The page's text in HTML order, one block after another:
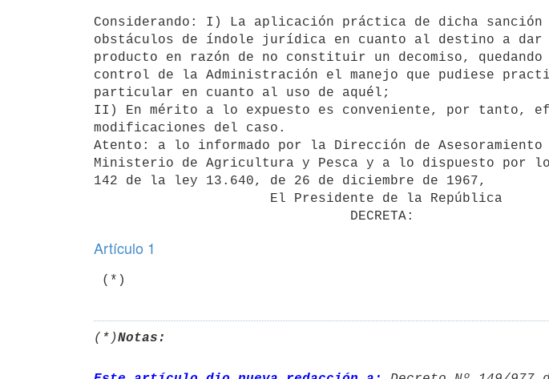
Considerando: I) La aplicación práctica de dicha sanción
obstáculos de índole jurídica en cuanto al destino a
producto en razón de no constituir un decomiso,
control de la Administración el manejo que pudiese
particular en cuanto al uso de aquél;
II) En mérito a lo expuesto es conveniente, por tanto,
modificaciones del caso.
Atento: a lo informado por la Dirección de Asesoramiento
Ministerio de Agricultura y Pesca y a lo dispuesto por
142 de la ley 13.640, de 26 de diciembre de 1967,
Artículo 1
(*)Notas: